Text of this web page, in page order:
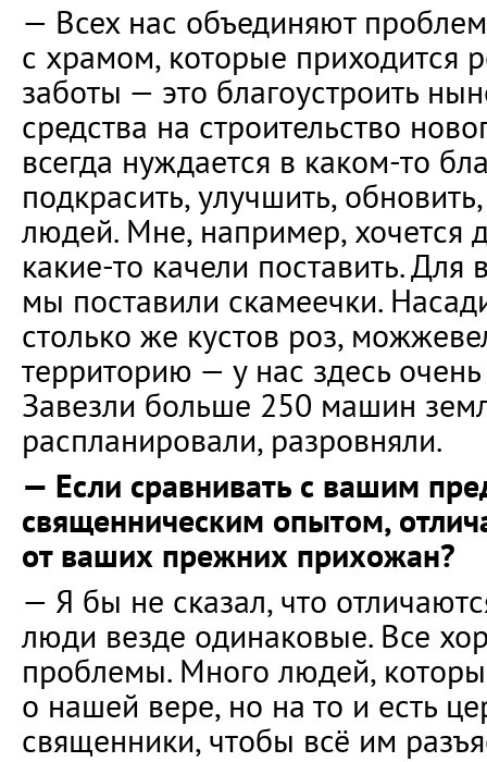
— Всех нас объединяют
с храмом, которые приходится
заботы — это благоустроить
средства на строительство
всегда нуждается в каком-то
подкрасить, улучшить,
людей. Мне, например, хочется
какие-то качели поставить.
мы поставили скамеечки.
столько же кустов роз,
территорию — у нас здесь
Завезли больше 250 машин
распланировали, разровняли.
— Если сравнивать с вашим
священническим опытом,
от ваших прежних прихожан?
— Я бы не сказал, что
люди везде одинаковые. Все
проблемы. Много людей,
о нашей вере, но на то и есть
священники, чтобы всё им